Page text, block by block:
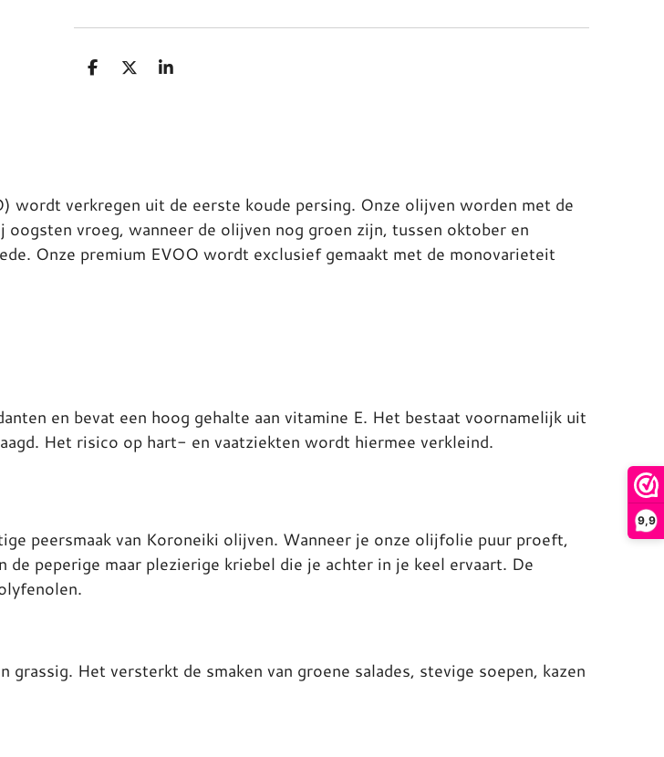
9,9
D
D
S
wordt verkregen uit de eerste koude persing. Onze olijven worden met de
vroeg, wanneer de olijven nog groen zijn, tussen oktober en
Onze premium EVOO wordt exclusief gemaakt met de monovarieteit
en bevat een hoog gehalte aan vitamine E. Het bestaat voornamelijk uit
Het risico op hart- en vaatziekten wordt hiermee verkleind.
peersmaak van Koroneiki olijven. Wanneer je onze olijfolie puur proeft,
peperige maar plezierige kriebel die je achter in je keel ervaart. De
Het versterkt de smaken van groene salades, stevige soepen, kazen